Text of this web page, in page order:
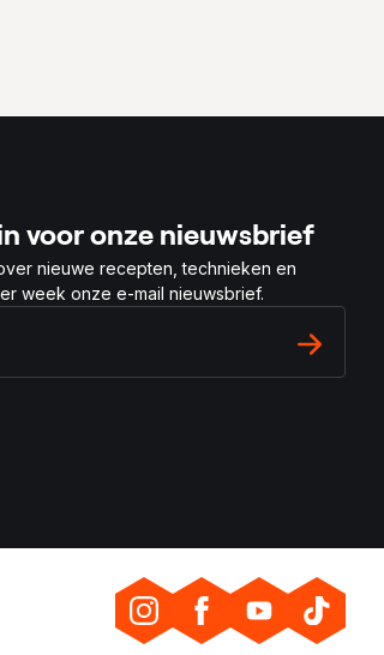
voor onze nieuwsbrief
nieuwe recepten, technieken en
week onze e-mail nieuwsbrief.